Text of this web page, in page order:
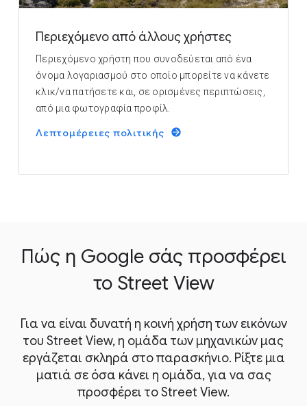
Περιεχόμενο από άλλους χρήστες
Περιεχόμενο χρήστη που συνοδεύεται από ένα
όνομα λογαριασμού στο οποίο μπορείτε να κάνετε
κλικ/να πατήσετε και, σε ορισμένες περιπτώσεις,
από μια φωτογραφία προφίλ.
Λεπτομέρειες πολιτικής
Πώς η Google σάς προσφέρει
το Street View
Για να είναι δυνατή η κοινή χρήση των εικόνων
του Street View, η ομάδα των μηχανικών μας
εργάζεται σκληρά στο παρασκήνιο. Ρίξτε μια
ματιά σε όσα κάνει η ομάδα, για να σας
προσφέρει το Street View.